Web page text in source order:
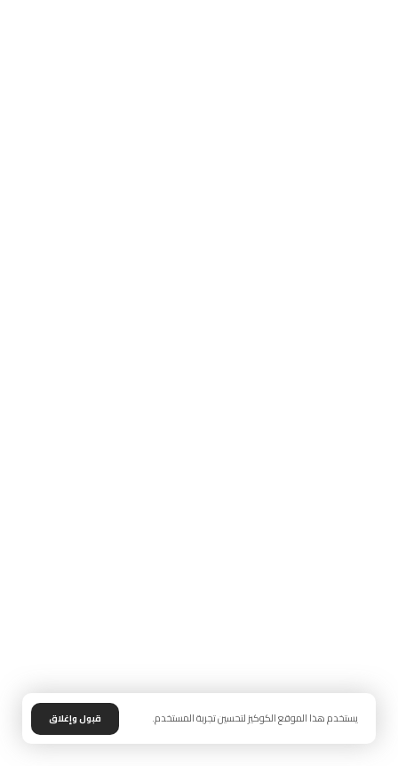
يستخدم هذا الموقع الكوكيز لتحسين تجربة المستخدم. قبول وإغلاق